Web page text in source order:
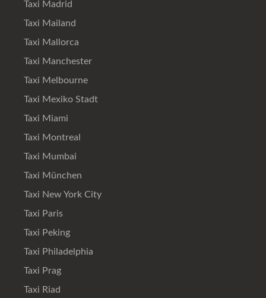
Taxi Madrid
Taxi Mailand
Taxi Mallorca
Taxi Manchester
Taxi Melbourne
Taxi Mexiko Stadt
Taxi Miami
Taxi Montreal
Taxi Mumbai
Taxi München
Taxi New York City
Taxi Paris
Taxi Peking
Taxi Philadelphia
Taxi Prag
Taxi Riad